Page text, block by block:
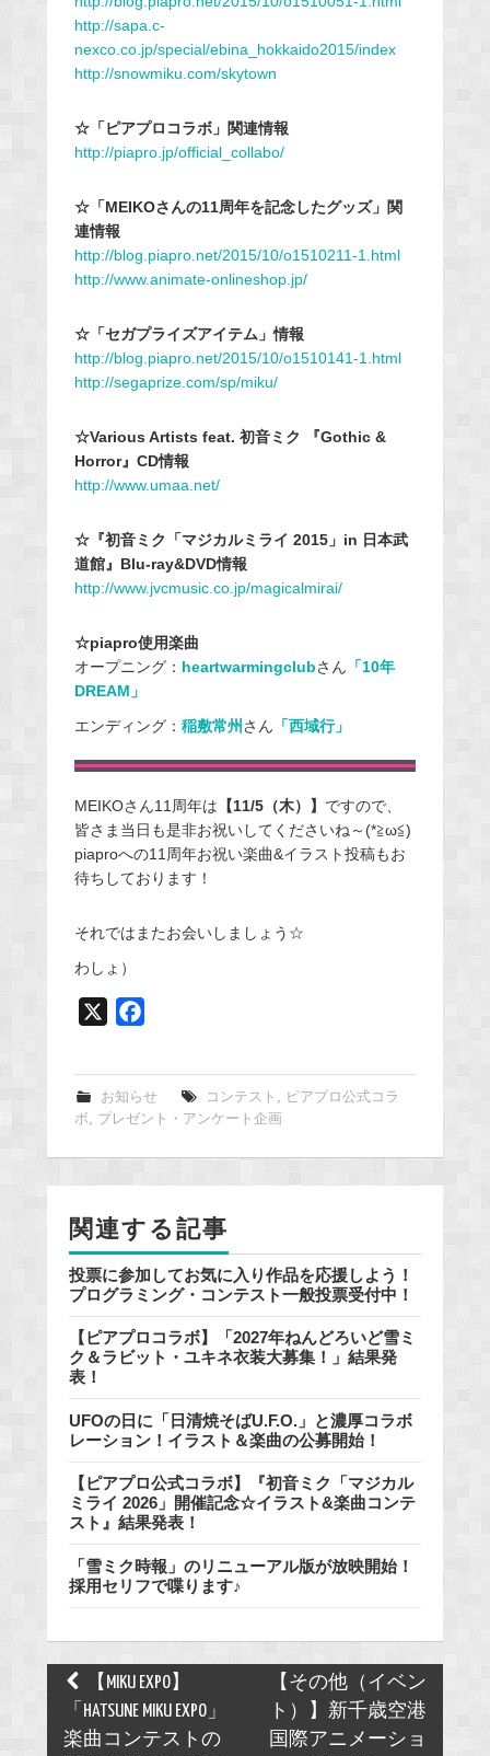
http://sapa.c-
nexco.co.jp/special/ebina_hokkaido2015/index
http://snowmiku.com/skytown
☆「ピアプロコラボ」関連情報
http://piapro.jp/official_collabo/
☆「MEIKOさんの11周年を記念したグッズ」関
連情報
http://blog.piapro.net/2015/10/o1510211-1.html
http://www.animate-onlineshop.jp/
☆「セガプライズアイテム」情報
http://blog.piapro.net/2015/10/o1510141-1.html
http://segaprize.com/sp/miku/
☆Various Artists feat. 初音ミク 『Gothic &
Horror』CD情報
http://www.umaa.net/
☆『初音ミク「マジカルミライ 2015」in 日本武
道館』Blu-ray&DVD情報
http://www.jvcmusic.co.jp/magicalmirai/
☆piapro使用楽曲
オープニング： heartwarmingclubさん 「10年
DREAM」
エンディング： 稲敷常州さん 「西域行」
MEIKOさん11周年は 【11/5（木）】 ですので、
皆さま当日も是非お祝いしてくださいね～(*≧ω≦)
piaproへの11周年お祝い楽曲&イラスト投稿もお
待ちしております！
それではまたお会いしましょう☆
わしょ）
e
b
o
o
お知らせ コンテスト , ピアプロ公式コラ
ボ, プレゼント・アンケート企画
関連する記事
投票に参加してお気に入り作品を応援しよう！
プログラミング・コンテスト一般投票受付中！
【ピアプロコラボ】「2027年ねんどろいど雪ミ
ク＆ラビット・ユキネ衣装大募集！」結果発
表！
UFOの日に「日清焼そばU.F.O.」と濃厚コラボ
レーション！イラスト＆楽曲の公募開始！
【ピアプロ公式コラボ】『初音ミク「マジカル
ミライ 2026」開催記念☆イラスト&楽曲コンテ
スト』結果発表！
「雪ミク時報」のリニューアル版が放映開始！
採用セリフで喋ります♪
Post
navigation
【MIKU EXPO】
「HATSUNE MIKU EXPO」
楽曲コンテストの
【その他（イベン
ト）】新千歳空港
国際アニメーショ